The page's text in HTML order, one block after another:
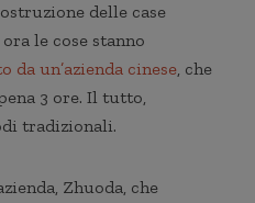
delle case
le cose stanno
da un’azienda cinese, che
3 ore. Il tutto,
tradizionali.
Zhuoda, che